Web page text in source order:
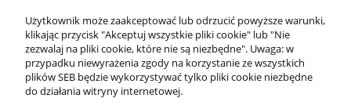
« 1 2 »
Użytkownik może zaakceptować lub odrzucić powyższe warunki,
klikając przycisk "Akceptuj wszystkie pliki cookie" lub "Nie
zezwalaj na pliki cookie, które nie są niezbędne". Uwaga: w
przypadku niewyrażenia zgody na korzystanie ze wszystkich
plików SEB będzie wykorzystywać tylko pliki cookie niezbędne
do działania witryny internetowej.